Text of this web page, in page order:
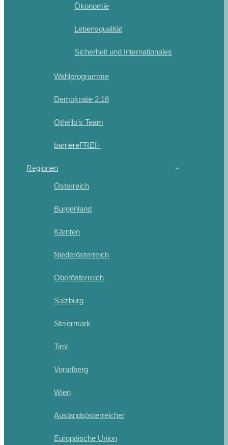
Ökonomie
Lebensqualität
Sicherheit und Internationales
Wahlprogramme
Demokratie 2.18
Othello’s Team
barriereFREI+
Regionen
Österreich
Burgenland
Kärnten
Niederösterreich
Oberösterreich
Salzburg
Steiermark
Tirol
Vorarlberg
Wien
Auslandsösterreicher
Europäische Union